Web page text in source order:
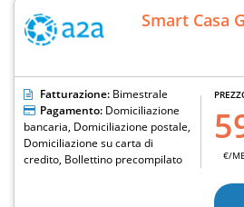
Smart Casa
Fatturazione: Bimestrale
Pagamento: Domiciliazione
bancaria, Domiciliazione postale,
Domiciliazione su carta di
credito, Bollettino precompilato
€/